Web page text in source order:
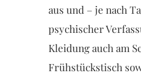
aus und – je nach
psychischer
Kleidung auch am
Frühstückstisch